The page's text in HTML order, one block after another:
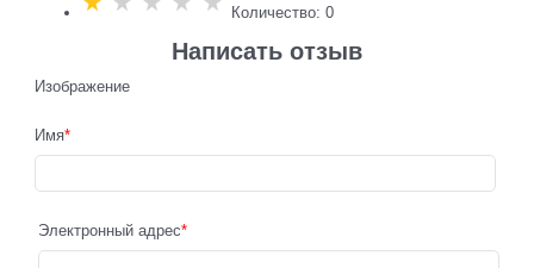
Количество: 0
Написать отзыв
Изображение
Имя
Электронный адрес